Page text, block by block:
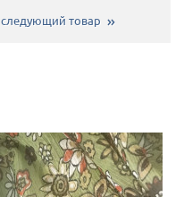
следующий товар